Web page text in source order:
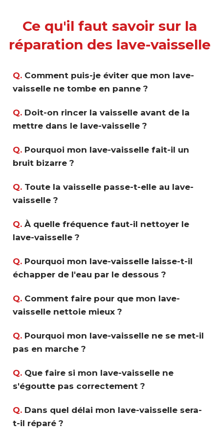
Ce qu'il faut savoir sur la
réparation des lave-vaisselle
Q. Comment puis-je éviter que mon lave-
vaisselle ne tombe en panne ?
Q. Doit-on rincer la vaisselle avant de la
mettre dans le lave-vaisselle ?
Q. Pourquoi mon lave-vaisselle fait-il un
bruit bizarre ?
Q. Toute la vaisselle passe-t-elle au lave-
vaisselle ?
Q. À quelle fréquence faut-il nettoyer le
lave-vaisselle ?
Q. Pourquoi mon lave-vaisselle laisse-t-il
échapper de l'eau par le dessous ?
Q. Comment faire pour que mon lave-
vaisselle nettoie mieux ?
Q. Pourquoi mon lave-vaisselle ne se met-il
pas en marche ?
Q. Que faire si mon lave-vaisselle ne
s'égoutte pas correctement ?
Q. Dans quel délai mon lave-vaisselle sera-
t-il réparé ?